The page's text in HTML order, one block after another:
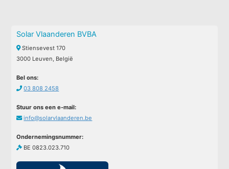
Solar Vlaanderen BVBA
Stiensevest 170
3000 Leuven, België
Bel ons:
03 808 2458
Stuur ons een e-mail:
info@solarvlaanderen.be
Ondernemingsnummer:
BE 0823.023.710